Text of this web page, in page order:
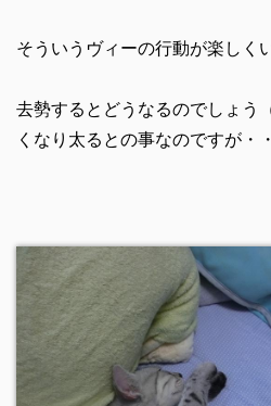
そういうヴィーの行動が楽しく
去勢するとどうなるのでしょう
くなり太るとの事なのですが・